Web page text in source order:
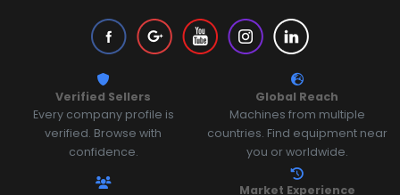
Verified Sellers
Every company profile is
verified. Browse with
confidence.
Global Reach
Machines from multiple
countries. Find equipment near
you or worldwide.
Market Experience